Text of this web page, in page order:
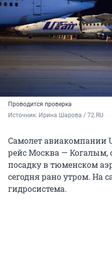
Проводится проверка
Источник: Ирина Шарова / 72.RU
Самолет авиакомпании
рейс Москва —
посадку в тюменском
сегодня рано утром. На
гидросистема.